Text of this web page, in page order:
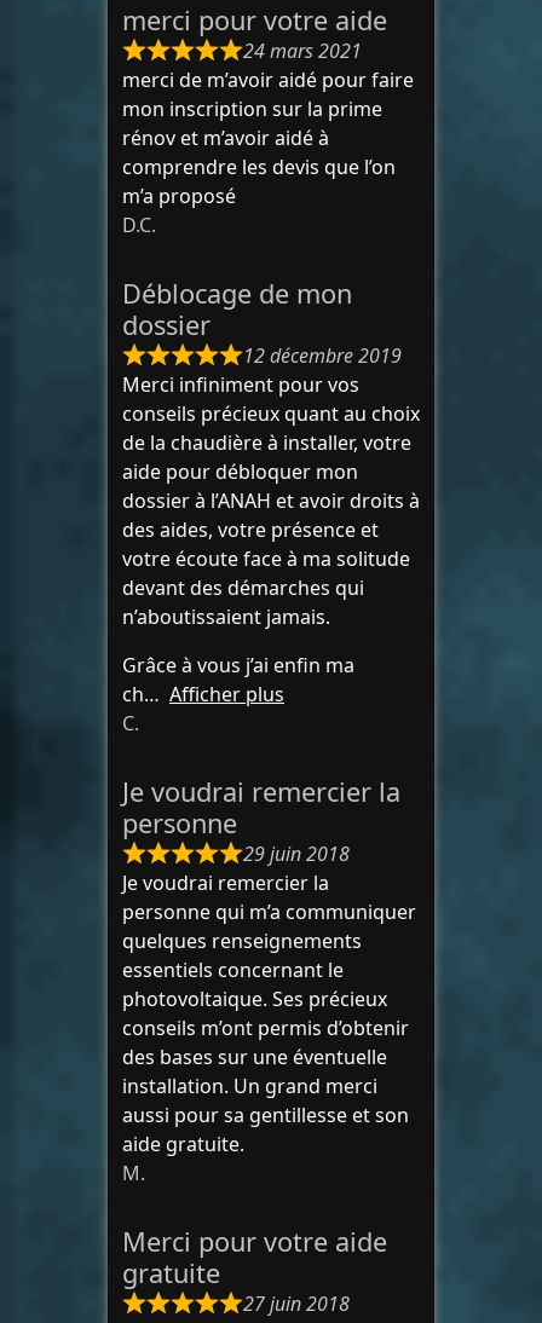
merci pour votre aide
24 mars 2021
merci de m’avoir aidé pour faire
mon inscription sur la prime
rénov et m’avoir aidé à
comprendre les devis que l’on
m’a proposé
D.C.
Déblocage de mon
dossier
12 décembre 2019
Merci infiniment pour vos
conseils précieux quant au choix
de la chaudière à installer, votre
aide pour débloquer mon
dossier à l’ANAH et avoir droits à
des aides, votre présence et
votre écoute face à ma solitude
devant des démarches qui
n’aboutissaient jamais.
Grâce à vous j’ai enfin ma
ch
Afficher plus
C.
Je voudrai remercier la
personne
29 juin 2018
Je voudrai remercier la
personne qui m’a communiquer
quelques renseignements
essentiels concernant le
photovoltaique. Ses précieux
conseils m’ont permis d’obtenir
des bases sur une éventuelle
installation. Un grand merci
aussi pour sa gentillesse et son
aide gratuite.
M.
Merci pour votre aide
gratuite
27 juin 2018